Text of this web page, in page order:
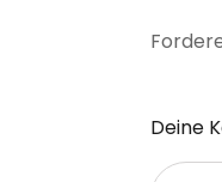
Deine